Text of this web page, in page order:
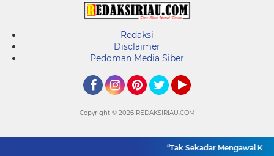
Redaksi
Disclaimer
Pedoman Media Siber
“Tak Sekadar Mengawal
Copyright © 2026 REDAKSIRIAU.COM